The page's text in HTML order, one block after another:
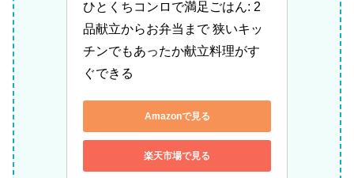
ひとくちコンロで満足ごはん: 2
品献立からお弁当まで 狭いキッ
チンでもあったか献立料理がす
ぐできる
Amazonで見る
楽天市場で見る